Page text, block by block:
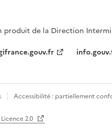
produit de la Direction
Accessibilité : partiellement
2.0